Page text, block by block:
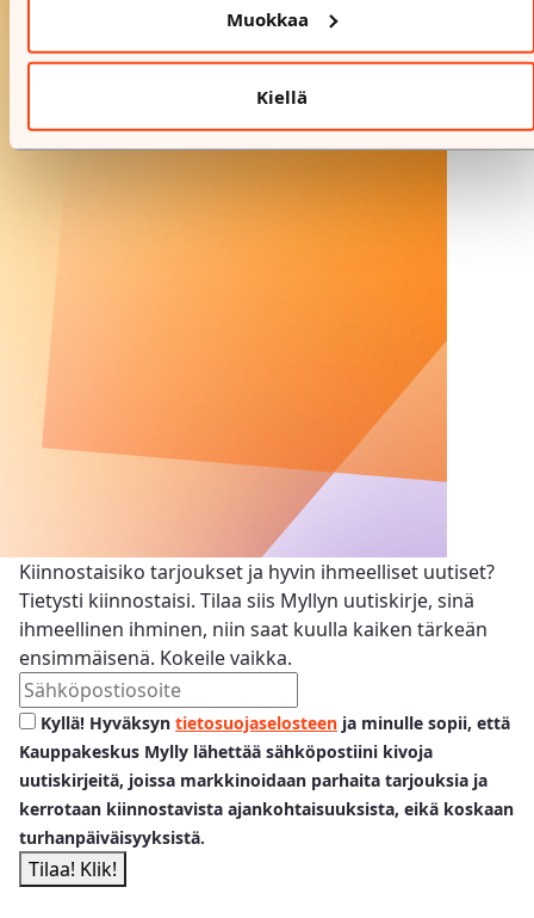
Muokkaa
Kiellä
Kiinnostaisiko tarjoukset ja hyvin ihmeelliset uutiset?
Tietysti kiinnostaisi. Tilaa siis Myllyn uutiskirje, sinä
ihmeellinen ihminen, niin saat kuulla kaiken tärkeän
ensimmäisenä. Kokeile vaikka.
Kyllä! Hyväksyn tietosuojaselosteen ja minulle sopii, että
Kauppakeskus Mylly lähettää sähköpostiini kivoja
uutiskirjeitä, joissa markkinoidaan parhaita tarjouksia ja
kerrotaan kiinnostavista ajankohtaisuuksista, eikä koskaan
turhanpäiväisyyksistä.